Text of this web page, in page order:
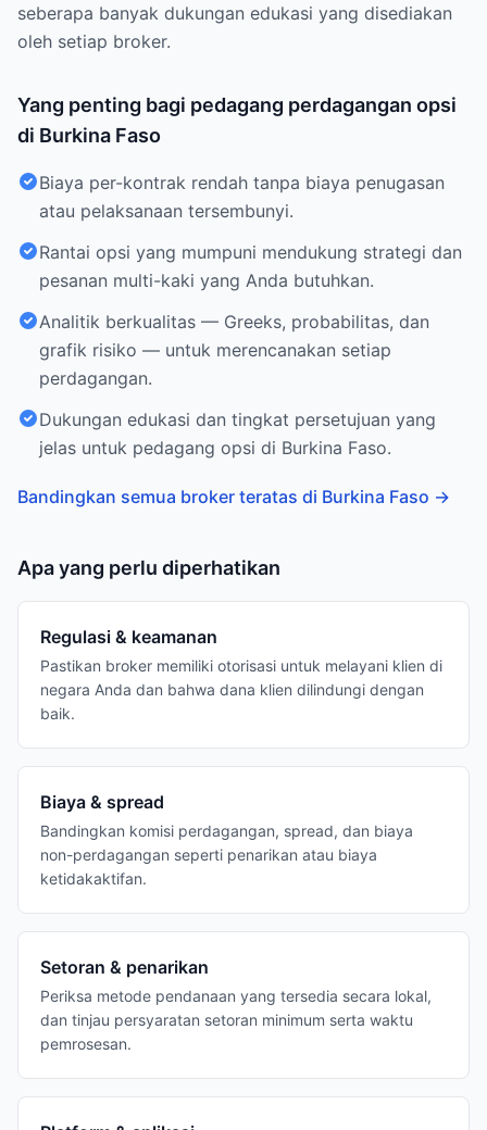
seberapa banyak dukungan edukasi yang disediakan
oleh setiap broker.
Yang penting bagi pedagang perdagangan opsi
di Burkina Faso
Biaya per-kontrak rendah tanpa biaya penugasan
atau pelaksanaan tersembunyi.
Rantai opsi yang mumpuni mendukung strategi dan
pesanan multi-kaki yang Anda butuhkan.
Analitik berkualitas — Greeks, probabilitas, dan
grafik risiko — untuk merencanakan setiap
perdagangan.
Dukungan edukasi dan tingkat persetujuan yang
jelas untuk pedagang opsi di Burkina Faso.
Bandingkan semua broker teratas di Burkina Faso →
Apa yang perlu diperhatikan
Regulasi & keamanan
Pastikan broker memiliki otorisasi untuk melayani klien di
negara Anda dan bahwa dana klien dilindungi dengan
baik.
Biaya & spread
Bandingkan komisi perdagangan, spread, dan biaya
non-perdagangan seperti penarikan atau biaya
ketidakaktifan.
Setoran & penarikan
Periksa metode pendanaan yang tersedia secara lokal,
dan tinjau persyaratan setoran minimum serta waktu
pemrosesan.